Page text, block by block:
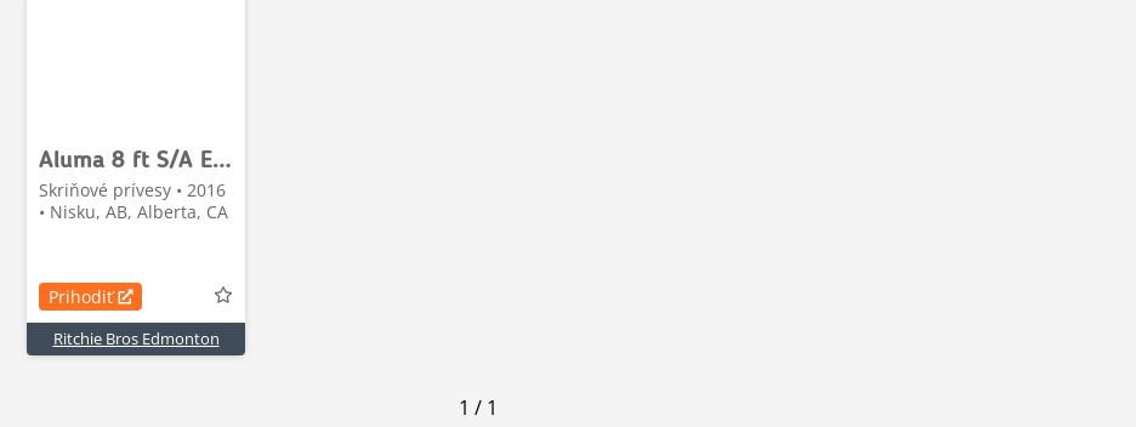
Aluma 8 ft S/A Enclosed Trailer
Skriňové prívesy • 2016
• Nisku, AB, Alberta, CA
Prihodiť
Ritchie Bros Edmonton
1 / 1